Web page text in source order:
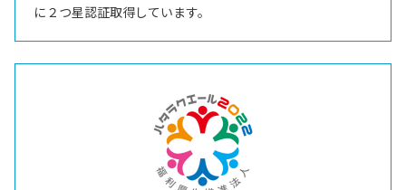
に２つ星認証取得しています。